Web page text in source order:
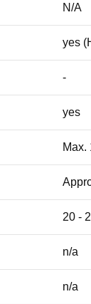
N/A
yes
-
yes
Max.
20 -
n/a
n/a